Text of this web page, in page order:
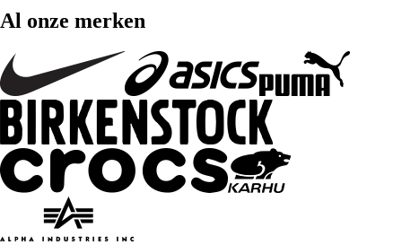
Al onze merken